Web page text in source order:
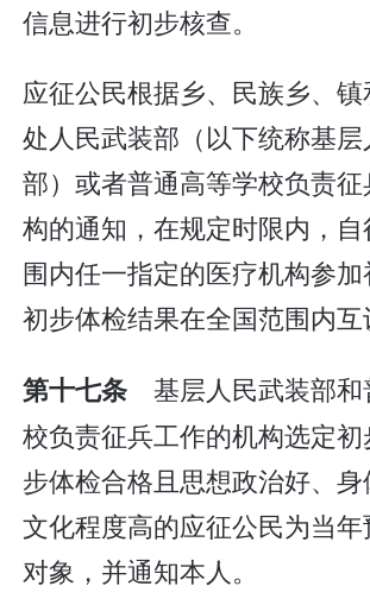
信息进行初步核查。
应征公民根据乡、民族乡、
处人民武装部（以下统称基
部）或者普通高等学校负责
构的通知，在规定时限内，
围内任一指定的医疗机构参加
初步体检结果在全国范围内互
第十七条 基层人民武装部和
校负责征兵工作的机构选定
步体检合格且思想政治好、身
文化程度高的应征公民为当
对象，并通知本人。